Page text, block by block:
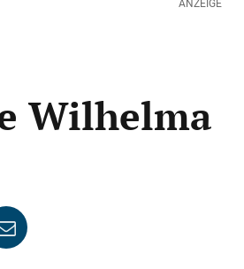
Wilhelma